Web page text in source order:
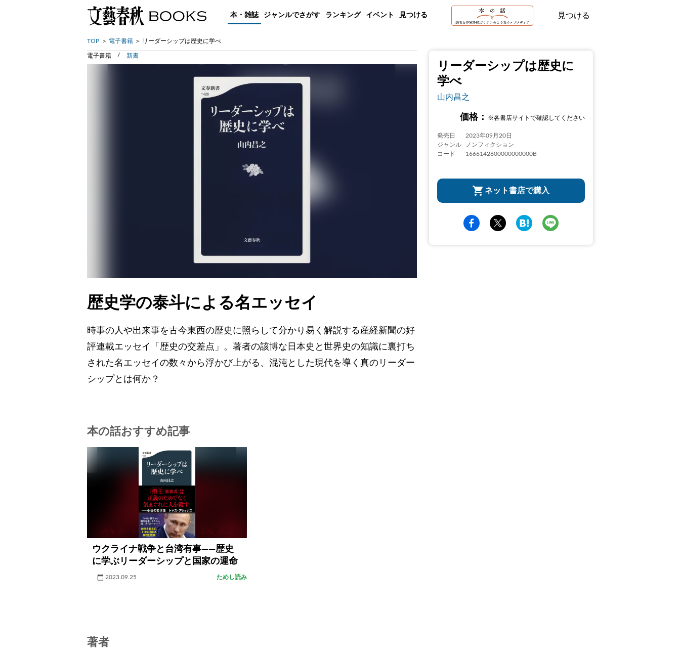
本・雑誌 ジャンルでさがす ランキング イベント 見つける 見つける
TOP 電子書籍 リーダーシップは歴史に学べ
リーダーシップは歴史に
学べ
山内昌之
価格： ※各書店サイトで確認してください
発売日
2023年09月20日
ジャンル
ノンフィクション
コード
1666142600000000000B
ネット書店で購入
電子書籍 新書
歴史学の泰斗による名エッセイ
時事の人や出来事を古今東西の歴史に照らして分かり易く解説する産経新聞の好
評連載エッセイ「歴史の交差点」。著者の該博な日本史と世界史の知識に裏打ち
された名エッセイの数々から浮かび上がる、混沌とした現代を導く真のリーダー
シップとは何か？
本の話おすすめ記事
ウクライナ戦争と台湾有事――歴史
に学ぶリーダーシップと国家の運命
2023.09.25 ためし読み
著者